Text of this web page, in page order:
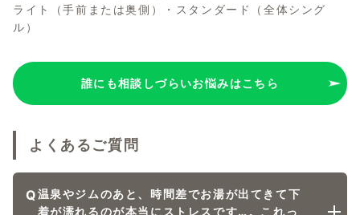
ライト（手前または奥側）・スタンダード（全体シング
ル）
誰にも相談しづらいお悩みはこちら
よくあるご質問
Q温泉やジムのあと、時間差でお湯が出てきて下
着が濡れるのが本当にストレスです…。これっ